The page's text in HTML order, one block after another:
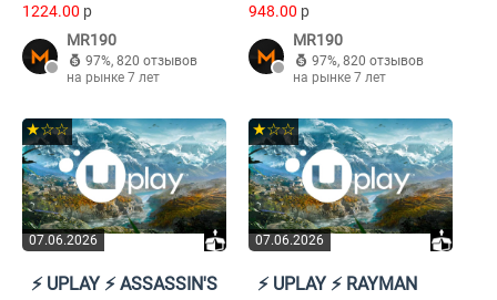
1224.00 p
MR190
97%, 820 отзывов
на рынке 7 лет
948.00 p
MR190
97%, 820 отзывов
на рынке 7 лет
07.06.2026
★☆☆
⚡️ UPLAY ⚡️ ASSASSIN'S
07.06.2026
★☆☆
⚡️ UPLAY ⚡️ RAYMAN